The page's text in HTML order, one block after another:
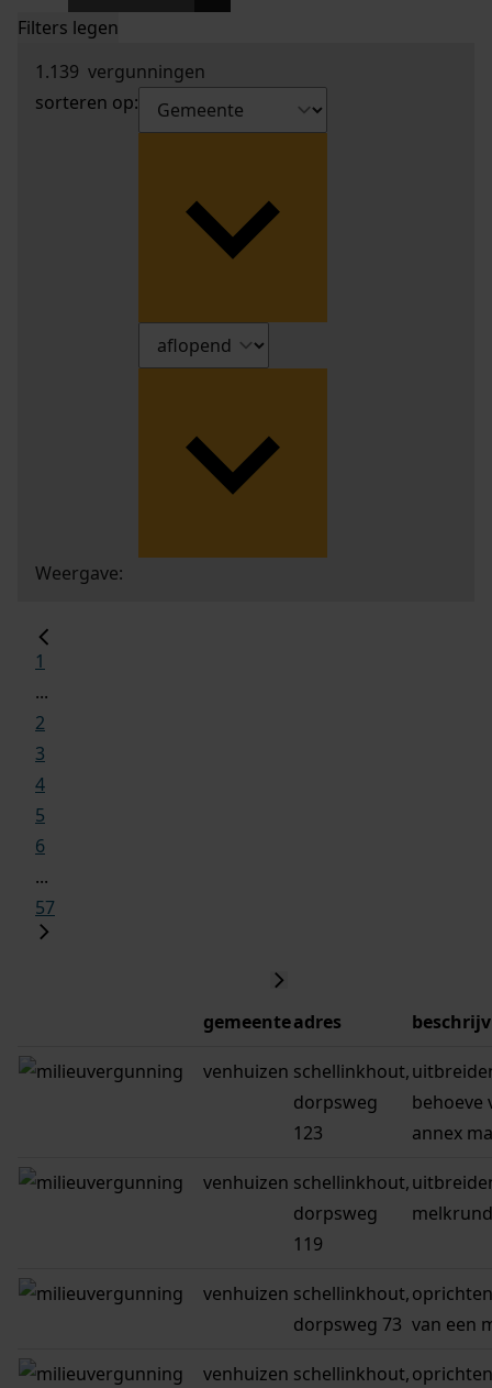
Filters legen
1.139 vergunningen
sorteren op:
Weergave:
1
...
2
3
4
5
6
...
57
gemeenteadres
venhuizen schellinkhout,
dorpsweg
123
behoeve
annex
venhuizen schellinkhout,
dorpsweg
119
venhuizen schellinkhout,
dorpsweg 73 van een
venhuizen schellinkhout,